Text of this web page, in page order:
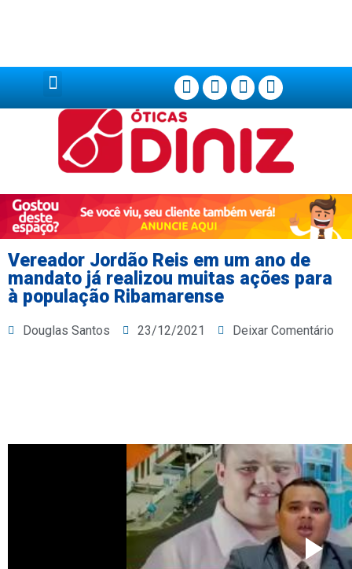
Vereador Jordão Reis em um ano de
mandato já realizou muitas ações para
à população Ribamarense
Douglas Santos 23/12/2021 Deixar Comentário